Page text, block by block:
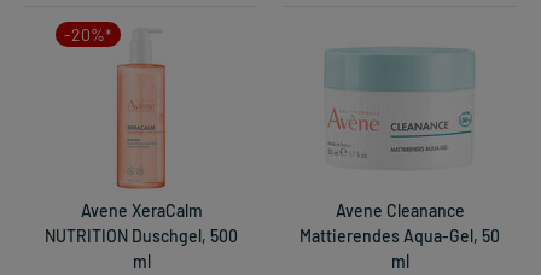
-20%*
Avene XeraCalm
NUTRITION Duschgel, 500
ml
Avene Cleanance
Mattierendes Aqua-Gel, 50
ml